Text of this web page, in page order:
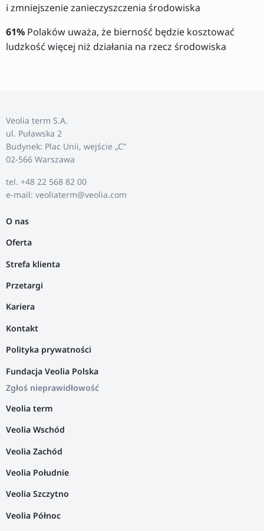
i zmniejszenie zanieczyszczenia środowiska
61% Polaków uważa, że bierność będzie kosztować
ludzkość więcej niż działania na rzecz środowiska
Veolia term S.A.
ul. Puławska 2
Budynek: Plac Unii, wejście „C”
02-566 Warszawa
tel. +48 22 568 82 00
e-mail: veoliaterm@veolia.com
O nas
Oferta
Strefa klienta
Przetargi
Kariera
Kontakt
Polityka prywatności
Fundacja Veolia Polska
Zgłoś nieprawidłowość
Veolia term
Veolia Wschód
Veolia Zachód
Veolia Południe
Veolia Szczytno
Veolia Północ